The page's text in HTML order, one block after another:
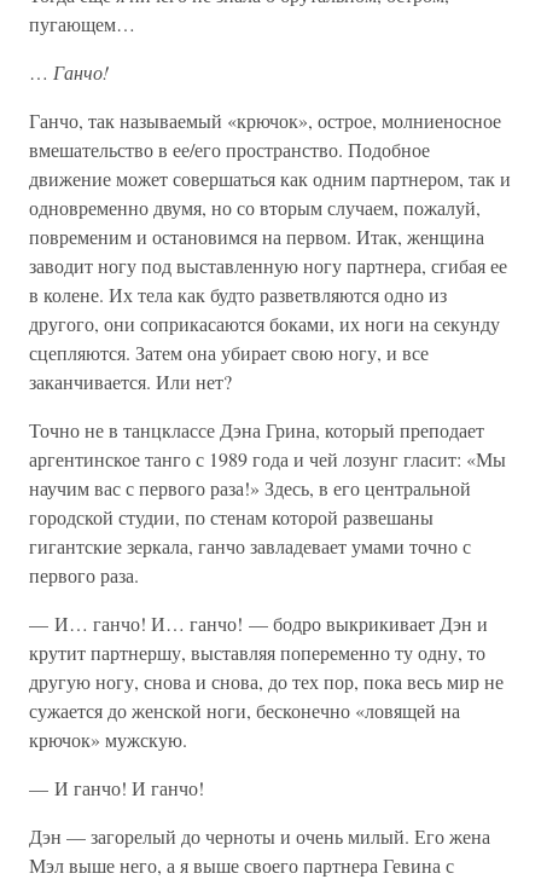
пугающем…
… Ганчо!
Ганчо, так называемый «крючок», острое, молниеносное
вмешательство в ее/его пространство. Подобное
движение может совершаться как одним партнером, так и
одновременно двумя, но со вторым случаем, пожалуй,
повременим и остановимся на первом. Итак, женщина
заводит ногу под выставленную ногу партнера, сгибая ее
в колене. Их тела как будто разветвляются одно из
другого, они соприкасаются боками, их ноги на секунду
сцепляются. Затем она убирает свою ногу, и все
заканчивается. Или нет?
Точно не в танцклассе Дэна Грина, который преподает
аргентинское танго с 1989 года и чей лозунг гласит: «Мы
научим вас с первого раза!» Здесь, в его центральной
городской студии, по стенам которой развешаны
гигантские зеркала, ганчо завладевает умами точно с
первого раза.
— И… ганчо! И… ганчо! — бодро выкрикивает Дэн и
крутит партнершу, выставляя попеременно ту одну, то
другую ногу, снова и снова, до тех пор, пока весь мир не
сужается до женской ноги, бесконечно «ловящей на
крючок» мужскую.
— И ганчо! И ганчо!
Дэн — загорелый до черноты и очень милый. Его жена
Мэл выше него, а я выше своего партнера Гевина с